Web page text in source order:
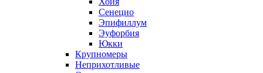
Сенецио
Эпифиллум
Эуфорбия
Юкки
Крупномеры
Неприхотливые